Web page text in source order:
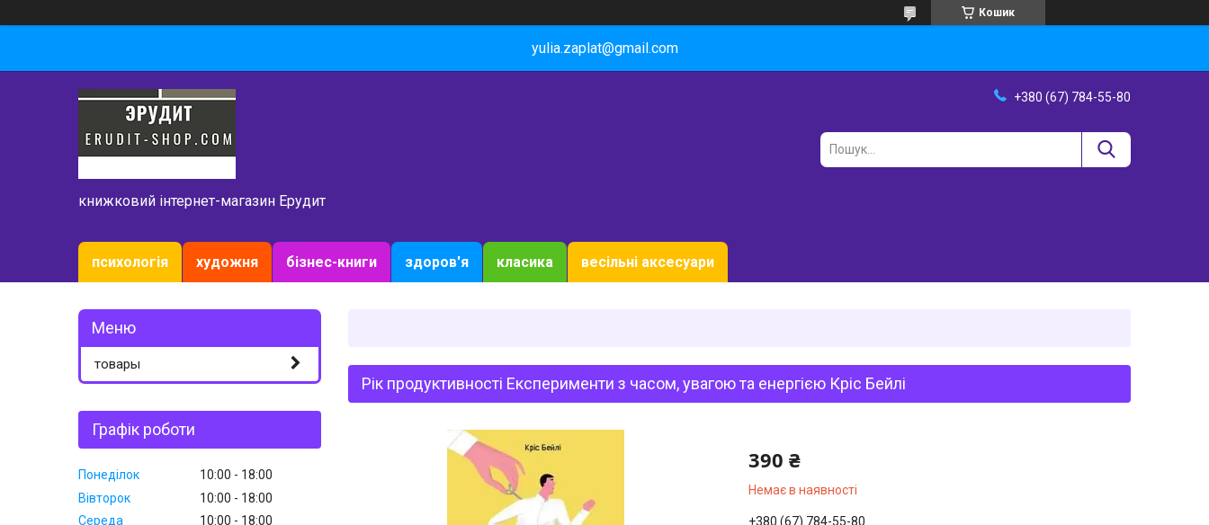
Кошик
yulia.zaplat@gmail.com
книжковий інтернет-магазин Ерудит
+380 (67) 784-55-80
психологія художня бізнес-книги здоров'я класика весільні аксесуари
Рік продуктивності Експерименти з часом, увагою та енергією Кріс Бейлі
390 ₴
Немає в наявності
+380 (67) 784-55-80
товары
Графік роботи
Понеділок 10:00
18:00
Вівторок
10:00
18:00
Середа
10:00
18:00